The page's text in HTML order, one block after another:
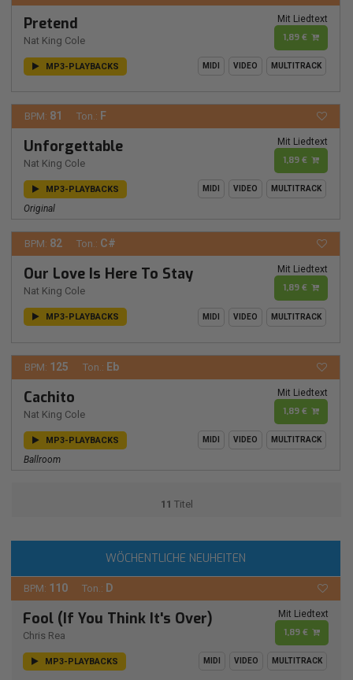
Pretend
Nat King Cole
Mit Liedtext
1,89 €
MP3-PLAYBACKS MIDI VIDEO MULTITRACK
BPM: 81 Ton.: F
Unforgettable
Nat King Cole
Mit Liedtext
1,89 €
MP3-PLAYBACKS MIDI VIDEO MULTITRACK
Original
BPM: 82 Ton.: C#
Our Love Is Here To Stay
Nat King Cole
Mit Liedtext
1,89 €
MP3-PLAYBACKS MIDI VIDEO MULTITRACK
BPM: 125 Ton.: Eb
Cachito
Nat King Cole
Mit Liedtext
1,89 €
MP3-PLAYBACKS MIDI VIDEO MULTITRACK
Ballroom
11 Titel
WÖCHENTLICHE NEUHEITEN
BPM: 110 Ton.: D
Fool (If You Think It's Over)
Chris Rea
Mit Liedtext
1,89 €
MP3-PLAYBACKS MIDI VIDEO MULTITRACK